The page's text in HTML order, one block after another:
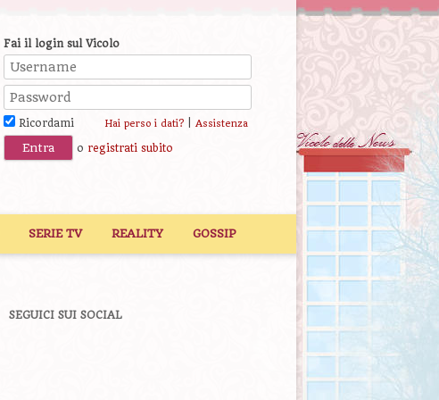
Fai il login sul Vicolo
Ricordami Hai perso i dati?| Assistenza
o registrati subito
SERIE TV REALITY GOSSIP
SEGUICI SUI SOCIAL